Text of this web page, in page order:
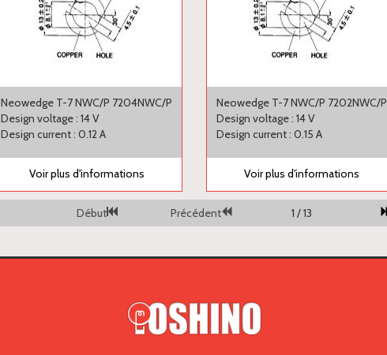
Neowedge T-7 NWC/P 7204NWC/P
Design voltage : 14 V
Design current : 0.12 A
Voir plus d'informations
Neowedge T-7 NWC/P 7202NWC/P
Design voltage : 14 V
Design current : 0.15 A
Voir plus d'informations
Début Précédent 1 / 13